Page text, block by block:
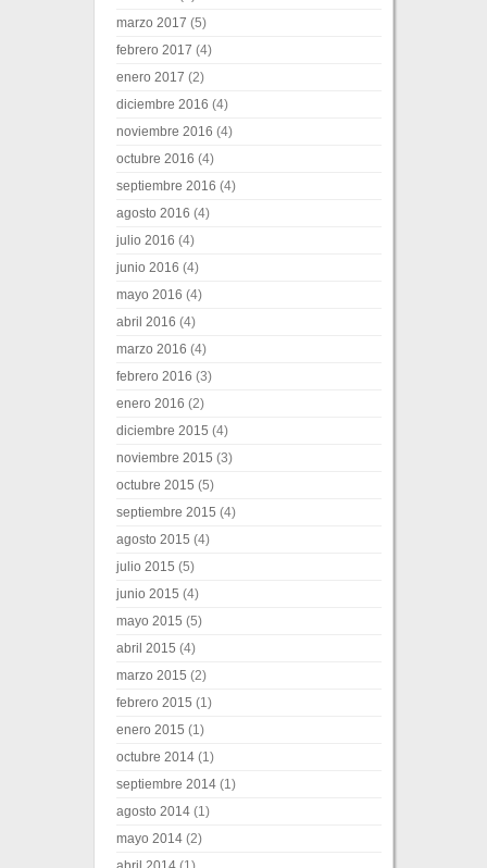
marzo 2017 (5)
febrero 2017 (4)
enero 2017 (2)
diciembre 2016 (4)
noviembre 2016 (4)
octubre 2016 (4)
septiembre 2016 (4)
agosto 2016 (4)
julio 2016 (4)
junio 2016 (4)
mayo 2016 (4)
abril 2016 (4)
marzo 2016 (4)
febrero 2016 (3)
enero 2016 (2)
diciembre 2015 (4)
noviembre 2015 (3)
octubre 2015 (5)
septiembre 2015 (4)
agosto 2015 (4)
julio 2015 (5)
junio 2015 (4)
mayo 2015 (5)
abril 2015 (4)
marzo 2015 (2)
febrero 2015 (1)
enero 2015 (1)
octubre 2014 (1)
septiembre 2014 (1)
agosto 2014 (1)
mayo 2014 (2)